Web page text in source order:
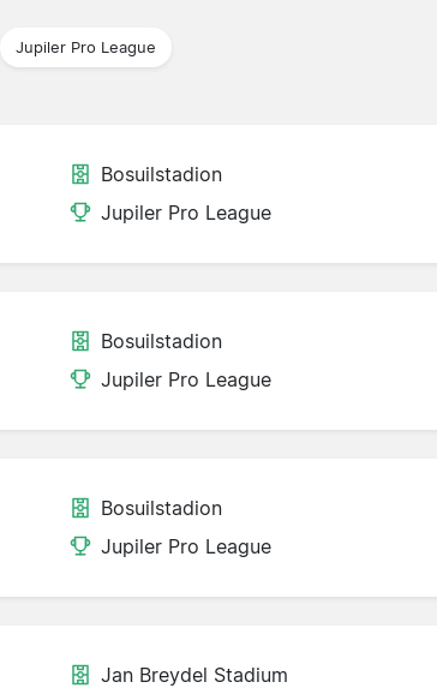
Jupiler Pro League
Bosuilstadion
Jupiler Pro League
Bosuilstadion
Jupiler Pro League
Bosuilstadion
Jupiler Pro League
Jan Breydel Stadium